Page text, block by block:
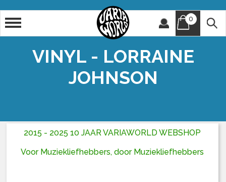
0
VINYL - LORRAINE
JOHNSON
2015 - 2025 10 JAAR VARIAWORLD WEBSHOP
Voor Muziekliefhebbers, door Muziekliefhebbers